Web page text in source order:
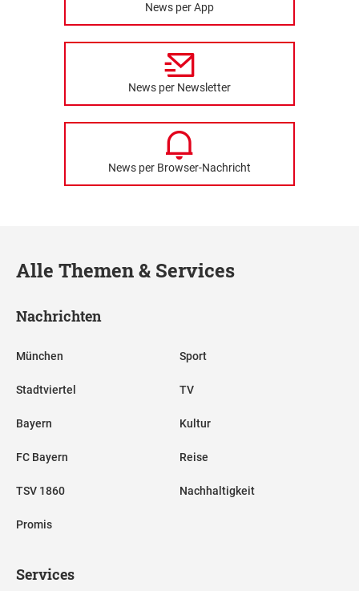
News per App
News per Newsletter
News per Browser-Nachricht
Alle Themen & Services
Nachrichten
München
Stadtviertel
Bayern
FC Bayern
TSV 1860
Promis
Sport
TV
Kultur
Reise
Nachhaltigkeit
Services